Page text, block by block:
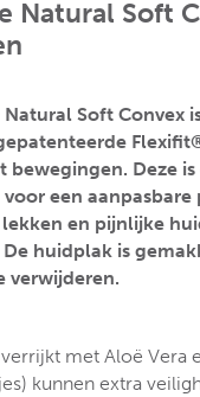
Natural Soft
Soft Convex
bewegingen. Deze
een aanpasbare
en pijnlijke
huidplak is
verwijderen.
met Aloë Vera
kunnen extra